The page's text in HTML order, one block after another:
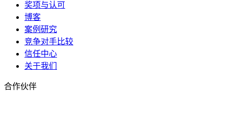
奖项与认可
博客
案例研究
竞争对手比较
信任中心
关于我们
合作伙伴